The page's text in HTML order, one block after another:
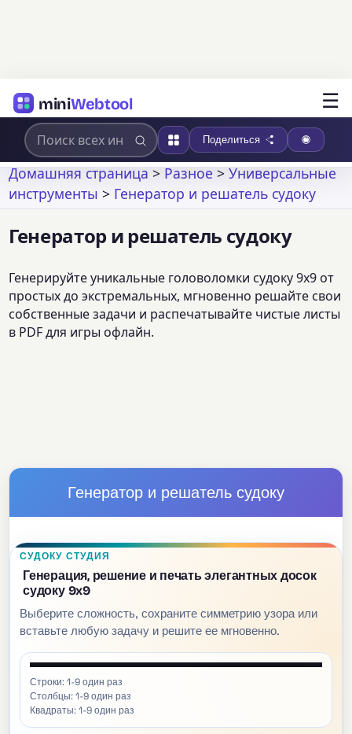
miniWebtool ☰
Поделиться
Домашняя страница>Разное>Универсальные
инструменты > Генератор и решатель судоку
Генератор и решатель судоку
Генерируйте уникальные головоломки судоку 9x9 от
простых до экстремальных, мгновенно решайте свои
собственные задачи и распечатывайте чистые листы
в PDF для игры офлайн.
Генератор и решатель судоку
СУДОКУ СТУДИЯ
Генерация, решение и печать элегантных досок
судоку 9x9
Выберите сложность, сохраните симметрию узора или
вставьте любую задачу и решите ее мгновенно.
Строки: 1-9 один раз
Столбцы: 1-9 один раз
Квадраты: 1-9 один раз